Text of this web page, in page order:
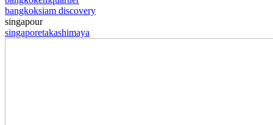
bangkoksiam discovery
singapour
singaporetakashimaya